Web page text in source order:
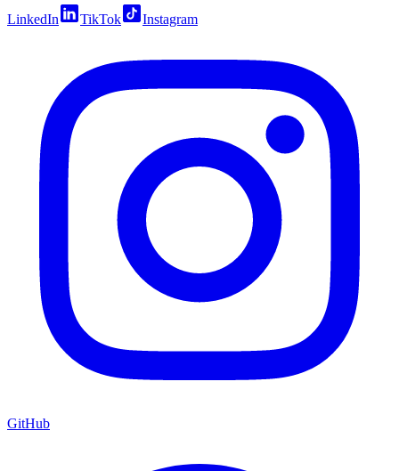
LinkedIn TikTok Instagram
GitHub